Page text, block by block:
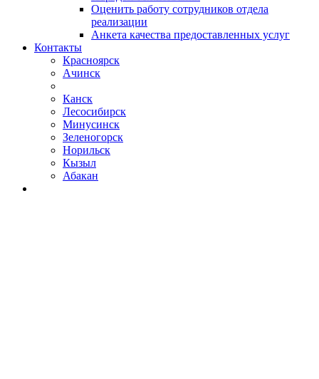
Оценить работу сотрудников отдела
реализации
Анкета качества предоставленных услуг
Контакты
Красноярск
Ачинск
Канск
Лесосибирск
Минусинск
Зеленогорск
Норильск
Кызыл
Абакан